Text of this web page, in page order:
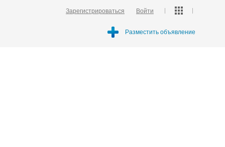
Зарегистрироваться Войти
Разместить объявление